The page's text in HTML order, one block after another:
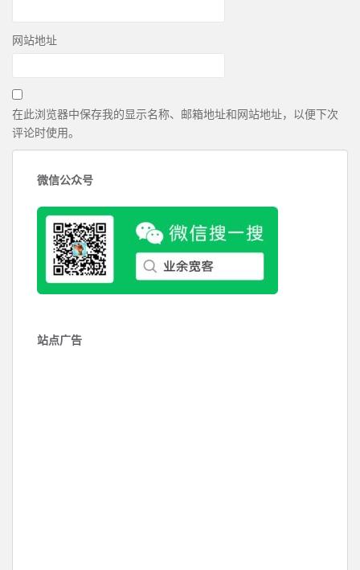
网站地址
在此浏览器中保存我的显示名称、邮箱地址和网站地址，以便下次
评论时使用。
微信公众号
站点广告